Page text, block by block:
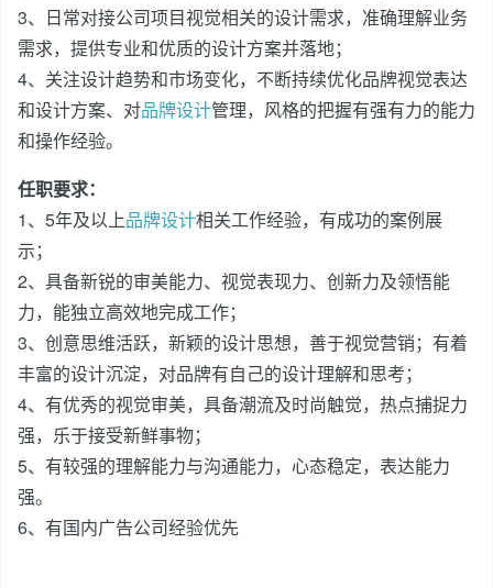
3、日常对接公司项目视觉相关的设计需求，准确理解业务
需求，提供专业和优质的设计方案并落地；
4、关注设计趋势和市场变化，不断持续优化品牌视觉表达
和设计方案、对品牌设计管理，风格的把握有强有力的能力
和操作经验。
任职要求：
1、5年及以上品牌设计相关工作经验，有成功的案例展
示；
2、具备新锐的审美能力、视觉表现力、创新力及领悟能
力，能独立高效地完成工作；
3、创意思维活跃，新颖的设计思想，善于视觉营销；有着
丰富的设计沉淀，对品牌有自己的设计理解和思考；
4、有优秀的视觉审美，具备潮流及时尚触觉，热点捕捉力
强，乐于接受新鲜事物；
5、有较强的理解能力与沟通能力，心态稳定，表达能力
强。
6、有国内广告公司经验优先